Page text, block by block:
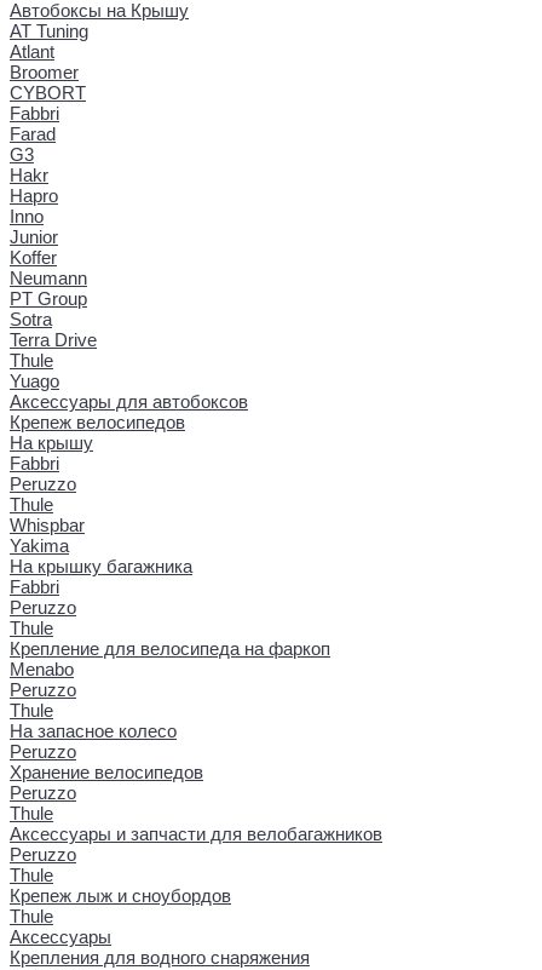
Автобоксы на Крышу
AT Tuning
Atlant
Broomer
CYBORT
Fabbri
Farad
G3
Hakr
Hapro
Inno
Junior
Koffer
Neumann
PT Group
Sotra
Terra Drive
Thule
Yuago
Аксессуары для автобоксов
Крепеж велосипедов
На крышу
Fabbri
Peruzzo
Thule
Whispbar
Yakima
На крышку багажника
Fabbri
Peruzzo
Thule
Крепление для велосипеда на фаркоп
Menabo
Peruzzo
Thule
На запасное колесо
Peruzzo
Хранение велосипедов
Peruzzo
Thule
Аксессуары и запчасти для велобагажников
Peruzzo
Thule
Крепеж лыж и сноубордов
Thule
Аксессуары
Крепления для водного снаряжения